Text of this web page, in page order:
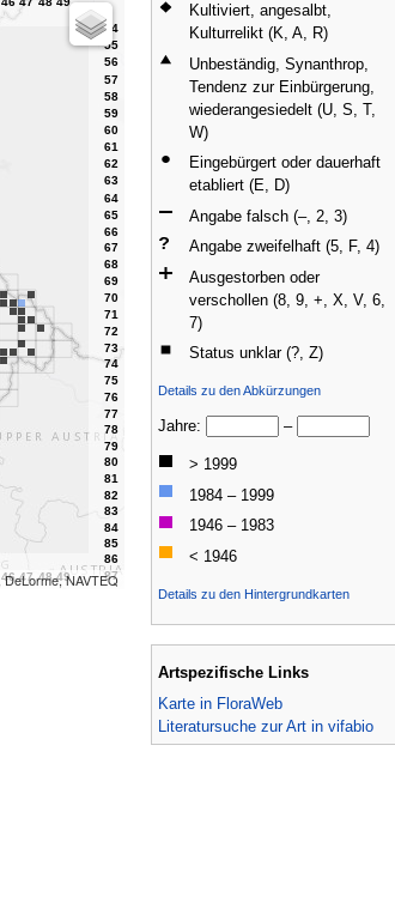
NAVTEQ
Kultiviert, angesalbt,
Kulturrelikt (K, A, R)
Unbeständig, Synanthrop,
Tendenz zur Einbürgerung,
wiederangesiedelt (U, S, T,
W)
Eingebürgert oder dauerhaft
etabliert (E, D)
Angabe falsch (–, 2, 3)
Angabe zweifelhaft (5, F, 4)
Ausgestorben oder
verschollen (8, 9, +, X, V, 6,
7)
Status unklar (?, Z)
Details zu den Abkürzungen
Jahre: –
> 1999
1984 – 1999
1946 – 1983
< 1946
Details zu den Hintergrundkarten
Artspezifische Links
Karte in FloraWeb
Literatursuche zur Art in vifabio